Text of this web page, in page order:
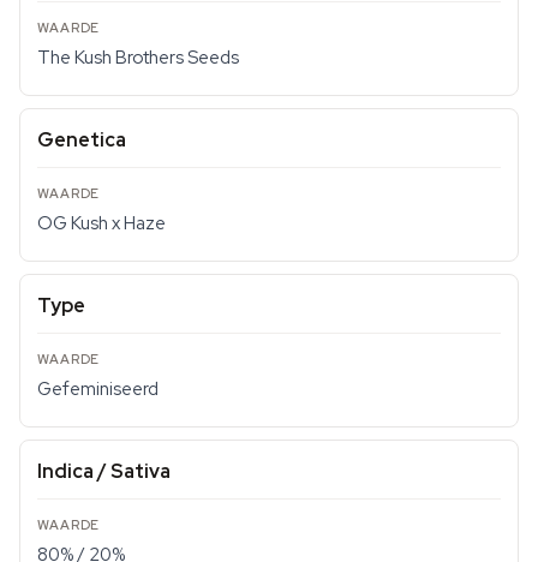
The Kush Brothers Seeds
Genetica
OG Kush x Haze
Type
Gefeminiseerd
Indica / Sativa
80% / 20%